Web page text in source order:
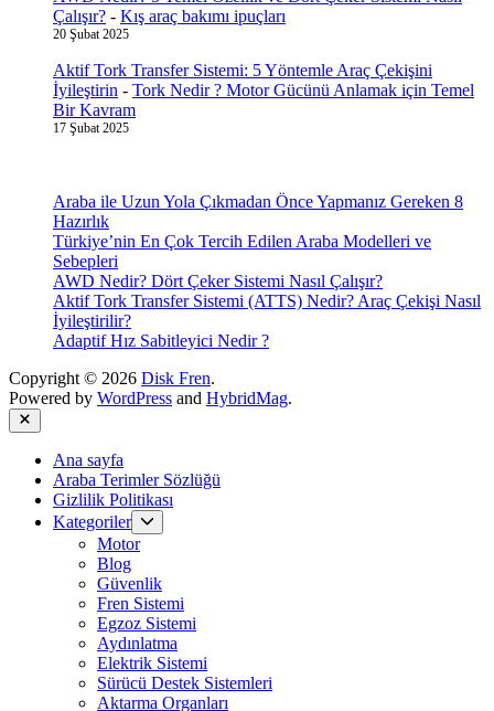
Çalışır? - Kış araç bakımı ipuçları
20 Şubat 2025
Aktif Tork Transfer Sistemi: 5 Yöntemle Araç Çekişini
İyileştirin - Tork Nedir ? Motor Gücünü Anlamak için Temel
Bir Kavram
17 Şubat 2025
Araba ile Uzun Yola Çıkmadan Önce Yapmanız Gereken 8
Hazırlık
Türkiye’nin En Çok Tercih Edilen Araba Modelleri ve
Sebepleri
AWD Nedir? Dört Çeker Sistemi Nasıl Çalışır?
Aktif Tork Transfer Sistemi (ATTS) Nedir? Araç Çekişi Nasıl
İyileştirilir?
Adaptif Hız Sabitleyici Nedir ?
Copyright © 2026 Disk Fren.
Powered by WordPress and HybridMag.
Close
Ana sayfa
Araba Terimler Sözlüğü
Gizlilik Politikası
Kategoriler
sub
Motor
Blog
Güvenlik
Fren Sistemi
Egzoz Sistemi
Aydınlatma
Elektrik Sistemi
Sürücü Destek Sistemleri
Aktarma Organları